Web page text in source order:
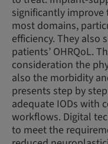
significantly
most domains,
efficiency. They also
patients’ OHRQoL.
consideration the
also the morbidity
presents step by
adequate IODs with
workflows. Digital
to meet the